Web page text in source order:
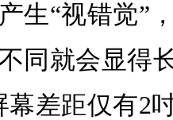
“视错觉”，
同就会显得
幕差距仅有2